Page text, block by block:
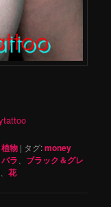
物 | タグ:money
バラ
ブラック＆グレ
、花